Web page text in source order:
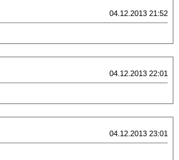
04.12.2013 21:52
04.12.2013 22:01
04.12.2013 23:01